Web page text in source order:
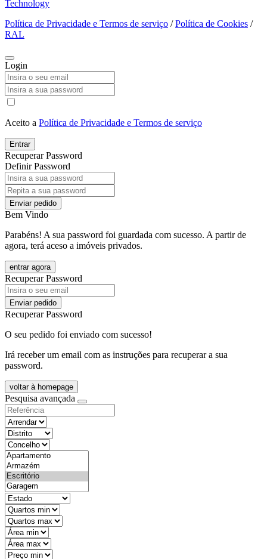
Technology
Política de Privacidade e Termos de serviço /Política de Cookies /
RAL
Login
Aceito a Política de Privacidade e Termos de serviço
Entrar
Recuperar Password
Definir Password
Enviar pedido
Bem Vindo
Parabéns! A sua password foi guardada com sucesso. A partir de
agora, terá aceso a imóveis privados.
entrar agora
Recuperar Password
Enviar pedido
Recuperar Password
O seu pedido foi enviado com sucesso!
Irá receber um email com as instruções para recuperar a sua
password.
voltar à homepage
Pesquisa avançada
objective
districtId
countyId
types
state
mintypo
maxtypo
minarea
maxarea
minprice